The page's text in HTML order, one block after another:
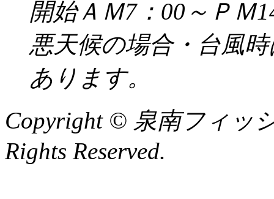
開始ＡＭ7：00～ＰＭ
悪天候の場合・台風
あります。
Copyright © 泉南フィッ
Rights Reserved.